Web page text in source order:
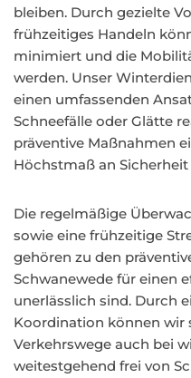
bleiben. Durch gezielte
frühzeitiges Handeln
minimiert und die
werden. Unser
einen umfassenden
Schneefälle oder Glätte
präventive Maßnahmen
Höchstmaß an
Die regelmäßige
sowie eine frühzeitige
gehören zu den
Schwanewede für einen
unerlässlich sind. Durch
Koordination können wir
Verkehrswege auch bei
weitestgehend frei von